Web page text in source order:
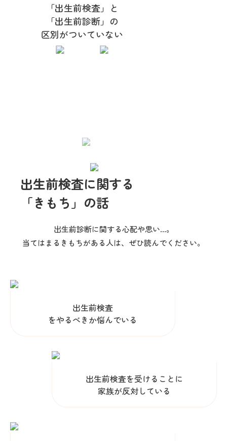
「出生前検査」と
「出生前診断」の
区別がついていない
出生前検査に関する
「きもち」の話
出生前診断に関する心配や思い…。
当てはまるきもちがある人は、ぜひ読んでください。
出生前検査
をやるべきか悩んでいる
出生前検査を受けることに
家族が反対している